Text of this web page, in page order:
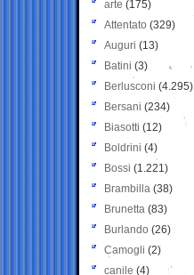
arte (175)
Attentato (329)
Auguri (13)
Batini (3)
Berlusconi (4.295)
Bersani (234)
Biasotti (12)
Boldrini (4)
Bossi (1.221)
Brambilla (38)
Brunetta (83)
Burlando (26)
Camogli (2)
canile (4)